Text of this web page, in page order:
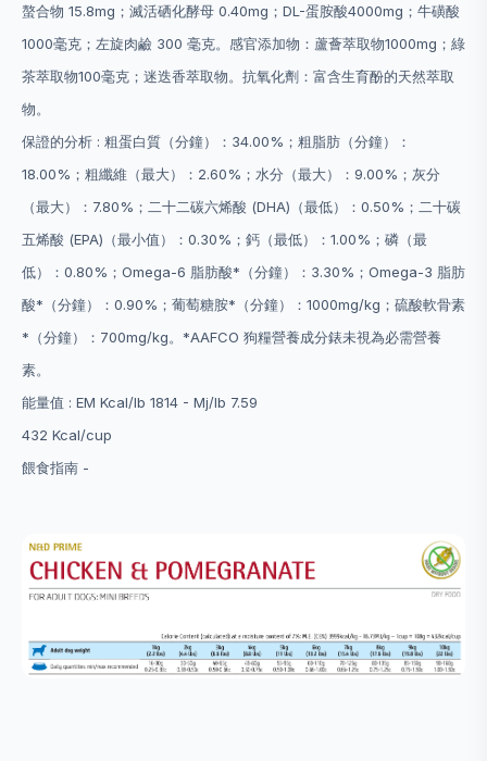
螯合物 15.8mg；滅活硒化酵母 0.40mg；DL-蛋胺酸4000mg；牛磺酸
1000毫克；左旋肉鹼 300 毫克。感官添加物：蘆薈萃取物1000mg；綠
茶萃取物100毫克；迷迭香萃取物。抗氧化劑：富含生育酚的天然萃取
物。
保證的分析 : 粗蛋白質（分鐘）：34.00%；粗脂肪（分鐘）：
18.00%；粗纖維（最大）：2.60%；水分（最大）：9.00%；灰分
（最大）：7.80%；二十二碳六烯酸 (DHA)（最低）：0.50%；二十碳
五烯酸 (EPA)（最小值）：0.30%；鈣（最低）：1.00%；磷（最
低）：0.80%；Omega-6 脂肪酸*（分鐘）：3.30%；Omega-3 脂肪
酸*（分鐘）：0.90%；葡萄糖胺*（分鐘）：1000mg/kg；硫酸軟骨素
*（分鐘）：700mg/kg。*AAFCO 狗糧營養成分錶未視為必需營養
素。
能量值 : EM Kcal/lb 1814 - Mj/lb 7.59
432 Kcal/cup
餵食指南 -